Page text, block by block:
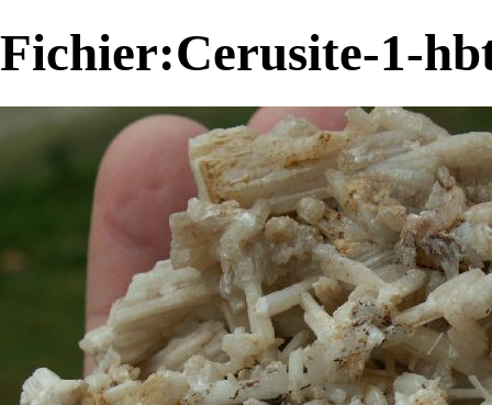
Fichier:Cerusite-1-